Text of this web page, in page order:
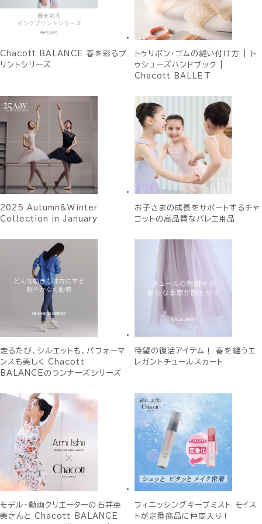
Chacott BALANCE 春を彩るプ
リントシリーズ
トゥリボン・ゴムの縫い付け方 | ト
ゥシューズハンドブック |
Chacott BALLET
2025 Autumn&Winter
Collection in January
お子さまの成長をサポートするチャ
コットの高品質なバレエ用品
走るたび、シルエットも、パフォーマ
ンスも美しく Chacott
BALANCEのランナーズシリーズ
待望の復活アイテム！ 春を纏うエ
レガントチュールスカート
モデル・動画クリエーターの石井亜
美さんと Chacott BALANCE
フィニッシングキープミスト モイス
トが定番商品に仲間入り！